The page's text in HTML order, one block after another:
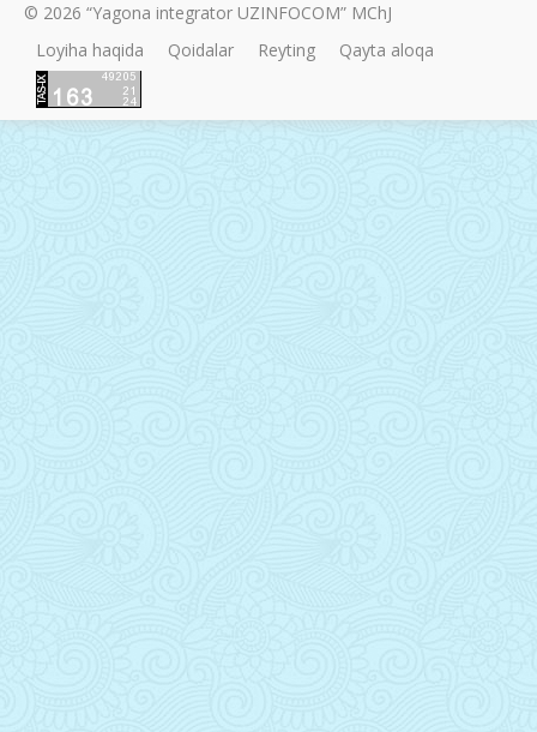
© 2026 “Yagona integrator UZINFOCOM” MChJ
Loyiha haqida
Qoidalar Reyting Qayta aloqa